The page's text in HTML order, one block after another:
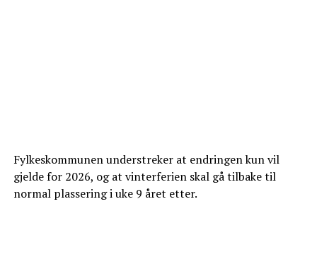
Fylkeskommunen understreker at endringen kun vil
gjelde for 2026, og at vinterferien skal gå tilbake til
normal plassering i uke 9 året etter.